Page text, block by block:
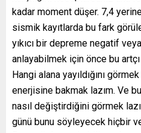
kadar moment düşer. 7,4
sismik kayıtlarda bu fark
yıkıcı bir depreme negatif
anlayabilmek için önce bu
Hangi alana yayıldığını
enerjisine bakmak lazım. Ve
nasıl değiştirdiğini görmek
günü bunu söyleyecek hiçbir